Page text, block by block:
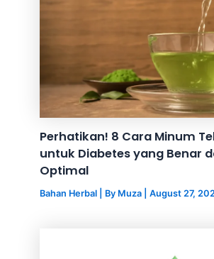
Perhatikan! 8 Cara Minum
untuk Diabetes yang Benar
Optimal
Bahan Herbal | By Muza |August 27,